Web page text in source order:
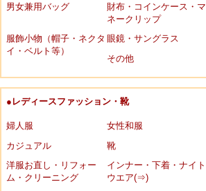
男女兼用バッグ
財布・コインケース・マ
ネークリップ
服飾小物（帽子・ネクタ
イ・ベルト等）
眼鏡・サングラス
その他
●レディースファッション・靴
婦人服
女性和服
カジュアル
靴
洋服お直し・リフォー
ム・クリーニング
インナー・下着・ナイト
ウエア(⇒)